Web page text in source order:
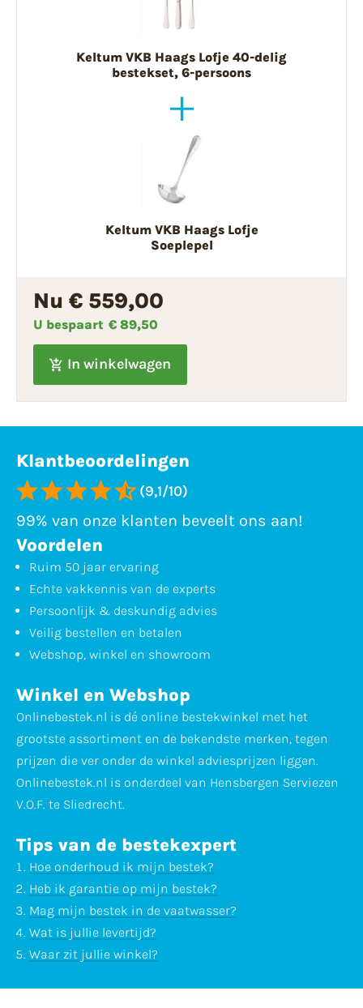
Keltum VKB Haags Lofje 40-delig
bestekset, 6-persoons
Keltum VKB Haags Lofje
Soeplepel
Nu € 559,00
U bespaart € 89,50
In winkelwagen
Klantbeoordelingen
(9,1/10)
99% van onze klanten beveelt ons aan!
Voordelen
Ruim 50 jaar ervaring
Echte vakkennis van de experts
Persoonlijk & deskundig advies
Veilig bestellen en betalen
Webshop, winkel en showroom
Winkel en Webshop
Onlinebestek.nl is dé online bestekwinkel met het
grootste assortiment en de bekendste merken, tegen
prijzen die ver onder de winkel adviesprijzen liggen.
Onlinebestek.nl is onderdeel van Hensbergen Serviezen
V.O.F. te Sliedrecht.
Tips van de bestekexpert
Hoe onderhoud ik mijn bestek?
Heb ik garantie op mijn bestek?
Mag mijn bestek in de vaatwasser?
Wat is jullie levertijd?
Waar zit jullie winkel?